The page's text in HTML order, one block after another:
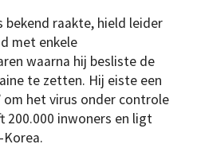
bekend raakte, hield leider
met enkele
waarna hij besliste de
te zetten. Hij eiste een
om het virus onder controle
200.000 inwoners en ligt